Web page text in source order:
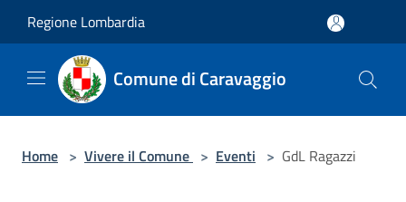
Regione Lombardia
Comune di Caravaggio
Home > Vivere il Comune > Eventi > GdL Ragazzi